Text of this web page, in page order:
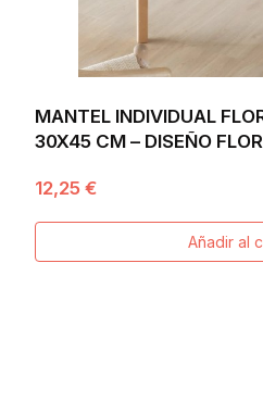
MANTEL INDIVIDUAL
30X45 CM – DISEÑO
12,25 €
Añadir al